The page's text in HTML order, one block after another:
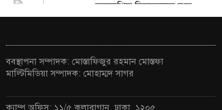
মালয়েশিয়া বিমানবন্দরে ভুয়া
ভিসায় আটকের তালিকার শীর্ষে
৫
মালয়েশিয়ায় নথি জালিয়াতির
অভিযোগে ৫ বাংলাদেশি গ্রেফতার
৬
কুয়ালালামপুরে বিশেষ অভিযানে
ববস্থাপনা সম্পাদক: মোস্তাফিজুর রহমান মোস্তফা
মাল্টিমিডিয়া সম্পাদক: মোহাম্মদ সাগর
ক্যাম্প অফিস: ১১/৫ কলাবাগান, ঢাকা, ১২০৫